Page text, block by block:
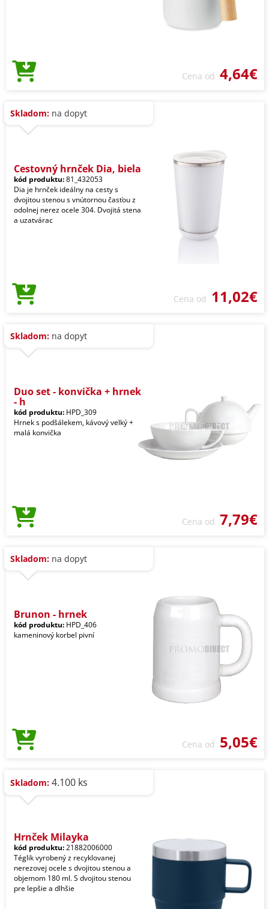
Cena od 4,64€
Skladom: na dopyt
Cestovný hrnček Dia, biela
kód produktu:81_432053
Dia je hrnček ideálny na cesty s
dvojitou stenou s vnútornou časťou z
odolnej nerez ocele 304. Dvojitá stena
a uzatvárac
Cena od 11,02€
Skladom: na dopyt
Duo set - konvička + hrnek
- h
kód produktu: HPD_309
Hrnek s podšálekem, kávový velký +
malá konvička
Cena od 7,79€
Skladom: na dopyt
Brunon - hrnek
kód produktu: HPD_406
kameninový korbel pivní
Cena od 5,05€
Skladom: 4.100 ks
Hrnček Milayka
kód produktu:21882006000
Téglik vyrobený z recyklovanej
nerezovej ocele s dvojitou stenou a
objemom 180 ml. S dvojitou stenou
pre lepšie a dlhšie